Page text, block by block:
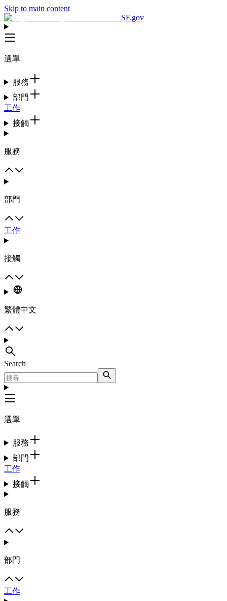
Skip to main content
SF.gov
選單
服務
部門
工作
接觸
服務
部門
工作
接觸
繁體中文
Search
選單
服務
部門
工作
接觸
服務
部門
工作